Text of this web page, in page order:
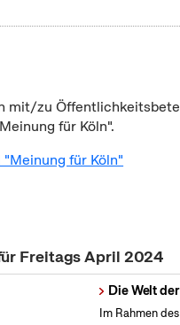
mit/zu
für Köln".
für Köln"
Freitags April 2024
Die Welt
Im Rahmen